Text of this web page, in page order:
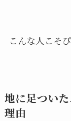
こんな人こそ
地に足つい
理由